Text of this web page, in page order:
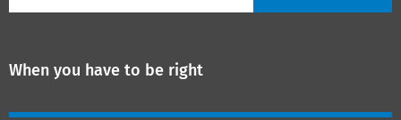
When you have to be right